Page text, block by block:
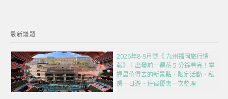
最新議題
2026年8-9月號《 九州福岡旅行情
報》｜出發前一週花 5 分鐘看完！掌
握最值得去的新景點、限定活動、私
房一日遊、住宿優惠一次整理